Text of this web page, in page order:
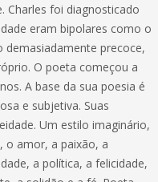
Charles foi diagnosticado
eram bipolares como o
precoce,
O poeta começou a
A base da sua poesia é
e subjetiva. Suas
Um estilo imaginário,
o amor, a paixão, a
a política, a felicidade,